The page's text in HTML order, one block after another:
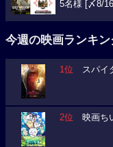
5名様 [〆8/
今週の映画ランキン
1位 スパイ
2位 映画ち